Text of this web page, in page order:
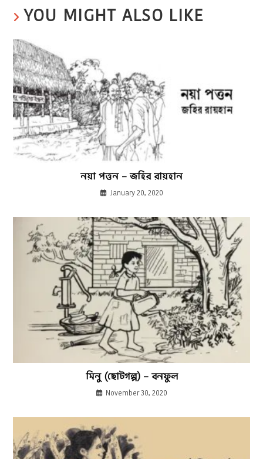
YOU MIGHT ALSO LIKE
নয়া পত্তন – জহির রায়হান
January 20, 2020
মিনু (ছোটগল্প) – বনফুল
November 30, 2020